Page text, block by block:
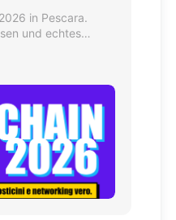
in Pescara.
und echtes